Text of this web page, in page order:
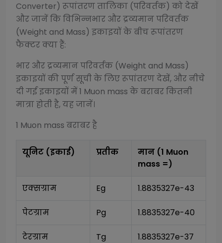
Converter) रूपांतरण तालिका (परिवर्तक) को देखें
और जानें कि विभिन्नभार और द्रव्यमान परिवर्तक
(Weight and Mass) इकाइयों के बीच रूपांतरण
फैक्टर क्या हैं:
भार और द्रव्यमान परिवर्तक (Weight and Mass)
इकाइयों की पूर्ण सूची के लिए रूपांतरण देखें, और नीचे
दी गई इकाइयों में 1 Muon mass के बराबर कितनी
मात्रा होती है, यह जानें।
1 Muon mass बराबर है
यूनिट (इकाई) प्रतीक मान (1 Muon
mass =)
एक्सग्राम Eg 1.8835327e-43
पेटग्राम Pg 1.8835327e-40
टेरग्राम Tg 1.8835327e-37